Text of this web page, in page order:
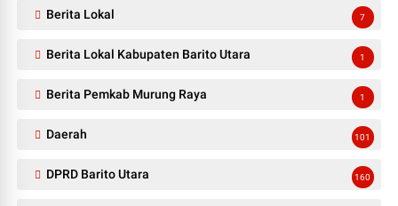
Berita Lokal 7
Berita Lokal Kabupaten Barito Utara 1
Berita Pemkab Murung Raya 1
Daerah 101
DPRD Barito Utara 160